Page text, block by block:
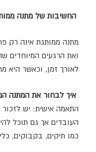
החשיבות של מתנה
מתנה ממותגת אינה רק
ואת הרגעים המיוחדים
לאורך זמן, וכאשר היא
איך לבחור את המתנה
התאמה אישית: יש לזכור
העובדים אך גם תוכל
כמו תיקים, בקבוקים,